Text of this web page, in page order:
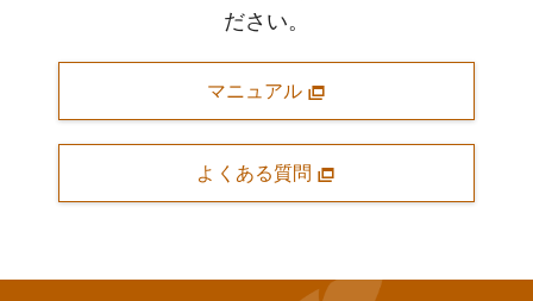
ださい。
マニュアル
よくある質問